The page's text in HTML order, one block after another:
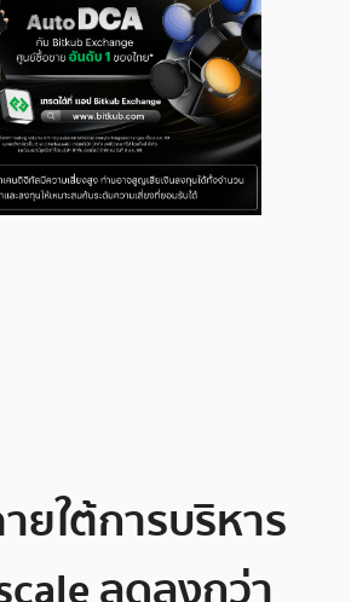
ใต้การบริหาร